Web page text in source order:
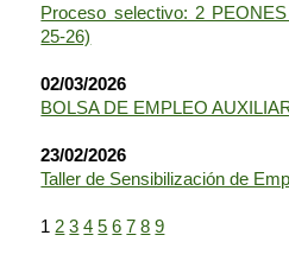
Proceso selectivo: 2
25-26)
02/03/2026
BOLSA DE EMPLEO
23/02/2026
Taller de Sensibilización de
1 2 3 4 5 6 7 8 9